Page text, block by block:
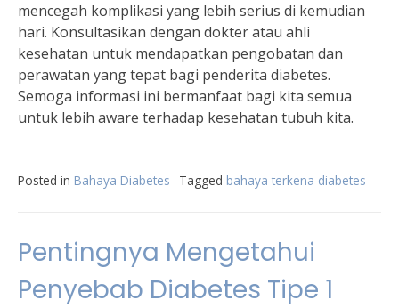
mencegah komplikasi yang lebih serius di kemudian
hari. Konsultasikan dengan dokter atau ahli
kesehatan untuk mendapatkan pengobatan dan
perawatan yang tepat bagi penderita diabetes.
Semoga informasi ini bermanfaat bagi kita semua
untuk lebih aware terhadap kesehatan tubuh kita.
Posted in Bahaya Diabetes Tagged bahaya terkena diabetes
Pentingnya Mengetahui
Penyebab Diabetes Tipe 1